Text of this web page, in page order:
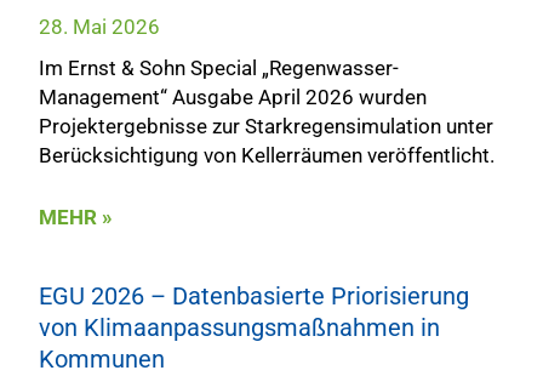
28. Mai 2026
Im Ernst & Sohn Special „Regenwasser-
Management“ Ausgabe April 2026 wurden
Projektergebnisse zur Starkregensimulation unter
Berücksichtigung von Kellerräumen veröffentlicht.
MEHR »
EGU 2026 – Datenbasierte Priorisierung
von Klimaanpassungsmaßnahmen in
Kommunen